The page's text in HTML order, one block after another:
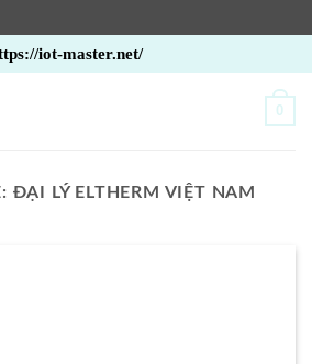
iot-master.net/
0
ĐẠI LÝ ELTHERM VIỆT NAM